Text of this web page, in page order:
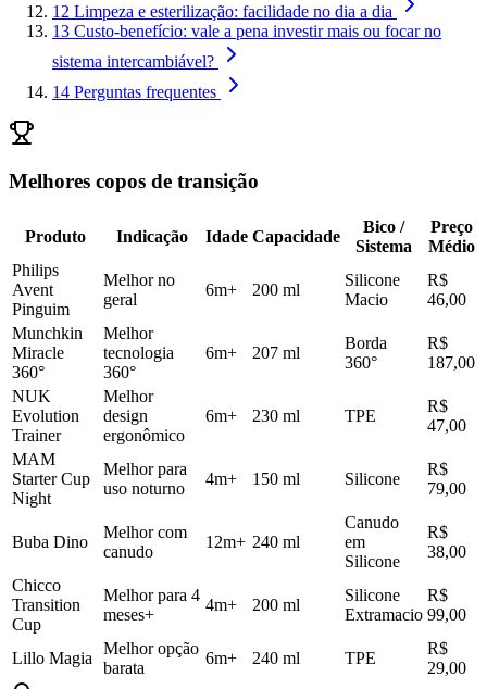
12 Limpeza e esterilização: facilidade no dia a dia
13 Custo-benefício: vale a pena investir mais ou focar no
sistema intercambiável?
14 Perguntas frequentes
Melhores copos de transição
Produto Indicação Idade Capacidade
Bico /
Sistema
Preço
Médio
Philips
Avent
Pinguim
Melhor no
geral
6m+ 200 ml
Silicone
Macio
R$
46,00
Munchkin
Miracle
360°
Melhor
tecnologia
360°
6m+ 207 ml
Borda
360°
R$
187,00
NUK
Evolution
Trainer
Melhor
design
ergonômico
6m+ 230 ml TPE
R$
47,00
MAM
Starter Cup
Night
Melhor para
uso noturno
4m+ 150 ml Silicone
R$
79,00
Buba Dino
Melhor com
canudo
12m+ 240 ml
Canudo
em
Silicone
R$
38,00
Chicco
Transition
Cup
Melhor para 4
meses+
4m+ 200 ml
Silicone
Extramacio
R$
99,00
Lillo Magia
Melhor opção
barata
6m+ 240 ml TPE
R$
29,00